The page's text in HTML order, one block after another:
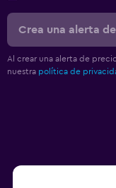
Crea una alerta
Al crear una alerta de
nuestra política de